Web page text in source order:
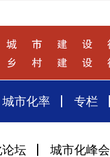
城市化率 专栏
坛 城市化峰会